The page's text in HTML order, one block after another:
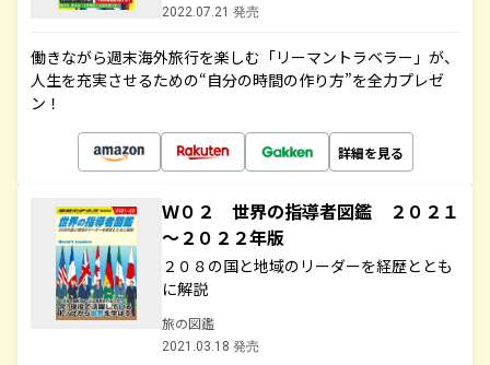
2022.07.21 発売
働きながら週末海外旅行を楽しむ「リーマントラベラー」が、
人生を充実させるための“自分の時間の作り方”を全力プレゼ
ン！
詳細を見る
Ｗ０２ 世界の指導者図鑑 ２０２１
～２０２２年版
２０８の国と地域のリーダーを経歴ととも
に解説
旅の図鑑
2021.03.18 発売